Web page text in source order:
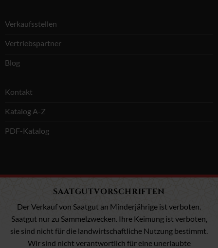
Verkaufsstellen
Vertriebspartner
Blog
Kontakt
Katalog A-Z
PDF-Katalog
SAATGUTVORSCHRIFTEN
Der Verkauf von Saatgut an Minderjährige ist verboten.
Saatgut nur zu Sammelzwecken. Ihre Keimung ist verboten,
sie sind nicht für die landwirtschaftliche Nutzung bestimmt.
Wir sind nicht verantwortlich für eine unerlaubte